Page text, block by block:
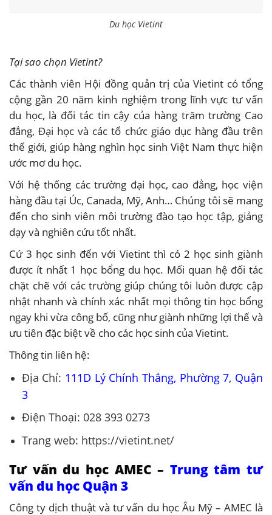
Du học Vietint
Tại sao chọn Vietint?
Các thành viên Hội đồng quản trị của Vietint có tổng
cộng gần 20 năm kinh nghiệm trong lĩnh vực tư vấn
du học, là đối tác tin cậy của hàng trăm trường Cao
đẳng, Đại học và các tổ chức giáo dục hàng đầu trên
thế giới, giúp hàng nghìn học sinh Việt Nam thực hiện
ước mơ du học.
Với hệ thống các trường đại học, cao đẳng, học viện
hàng đầu tại Úc, Canada, Mỹ, Anh… Chúng tôi sẽ mang
đến cho sinh viên môi trường đào tạo học tập, giảng
dạy và nghiên cứu tốt nhất.
Cứ 3 học sinh đến với Vietint thì có 2 học sinh giành
được ít nhất 1 học bổng du học. Mối quan hệ đối tác
chặt chẽ với các trường giúp chúng tôi luôn được cập
nhật nhanh và chính xác nhất mọi thông tin học bổng
ngay khi vừa công bố, cũng như giành những lợi thế và
ưu tiên đặc biệt về cho các học sinh của Vietint.
Thông tin liên hệ:
Địa Chỉ: 111D Lý Chính Thắng, Phường 7, Quận
3
Điện Thoại: 028 393 0273
Trang web: https://vietint.net/
Tư vấn du học AMEC – Trung tâm tư
vấn du học Quận 3
Công ty dịch thuật và tư vấn du học Âu Mỹ – AMEC là